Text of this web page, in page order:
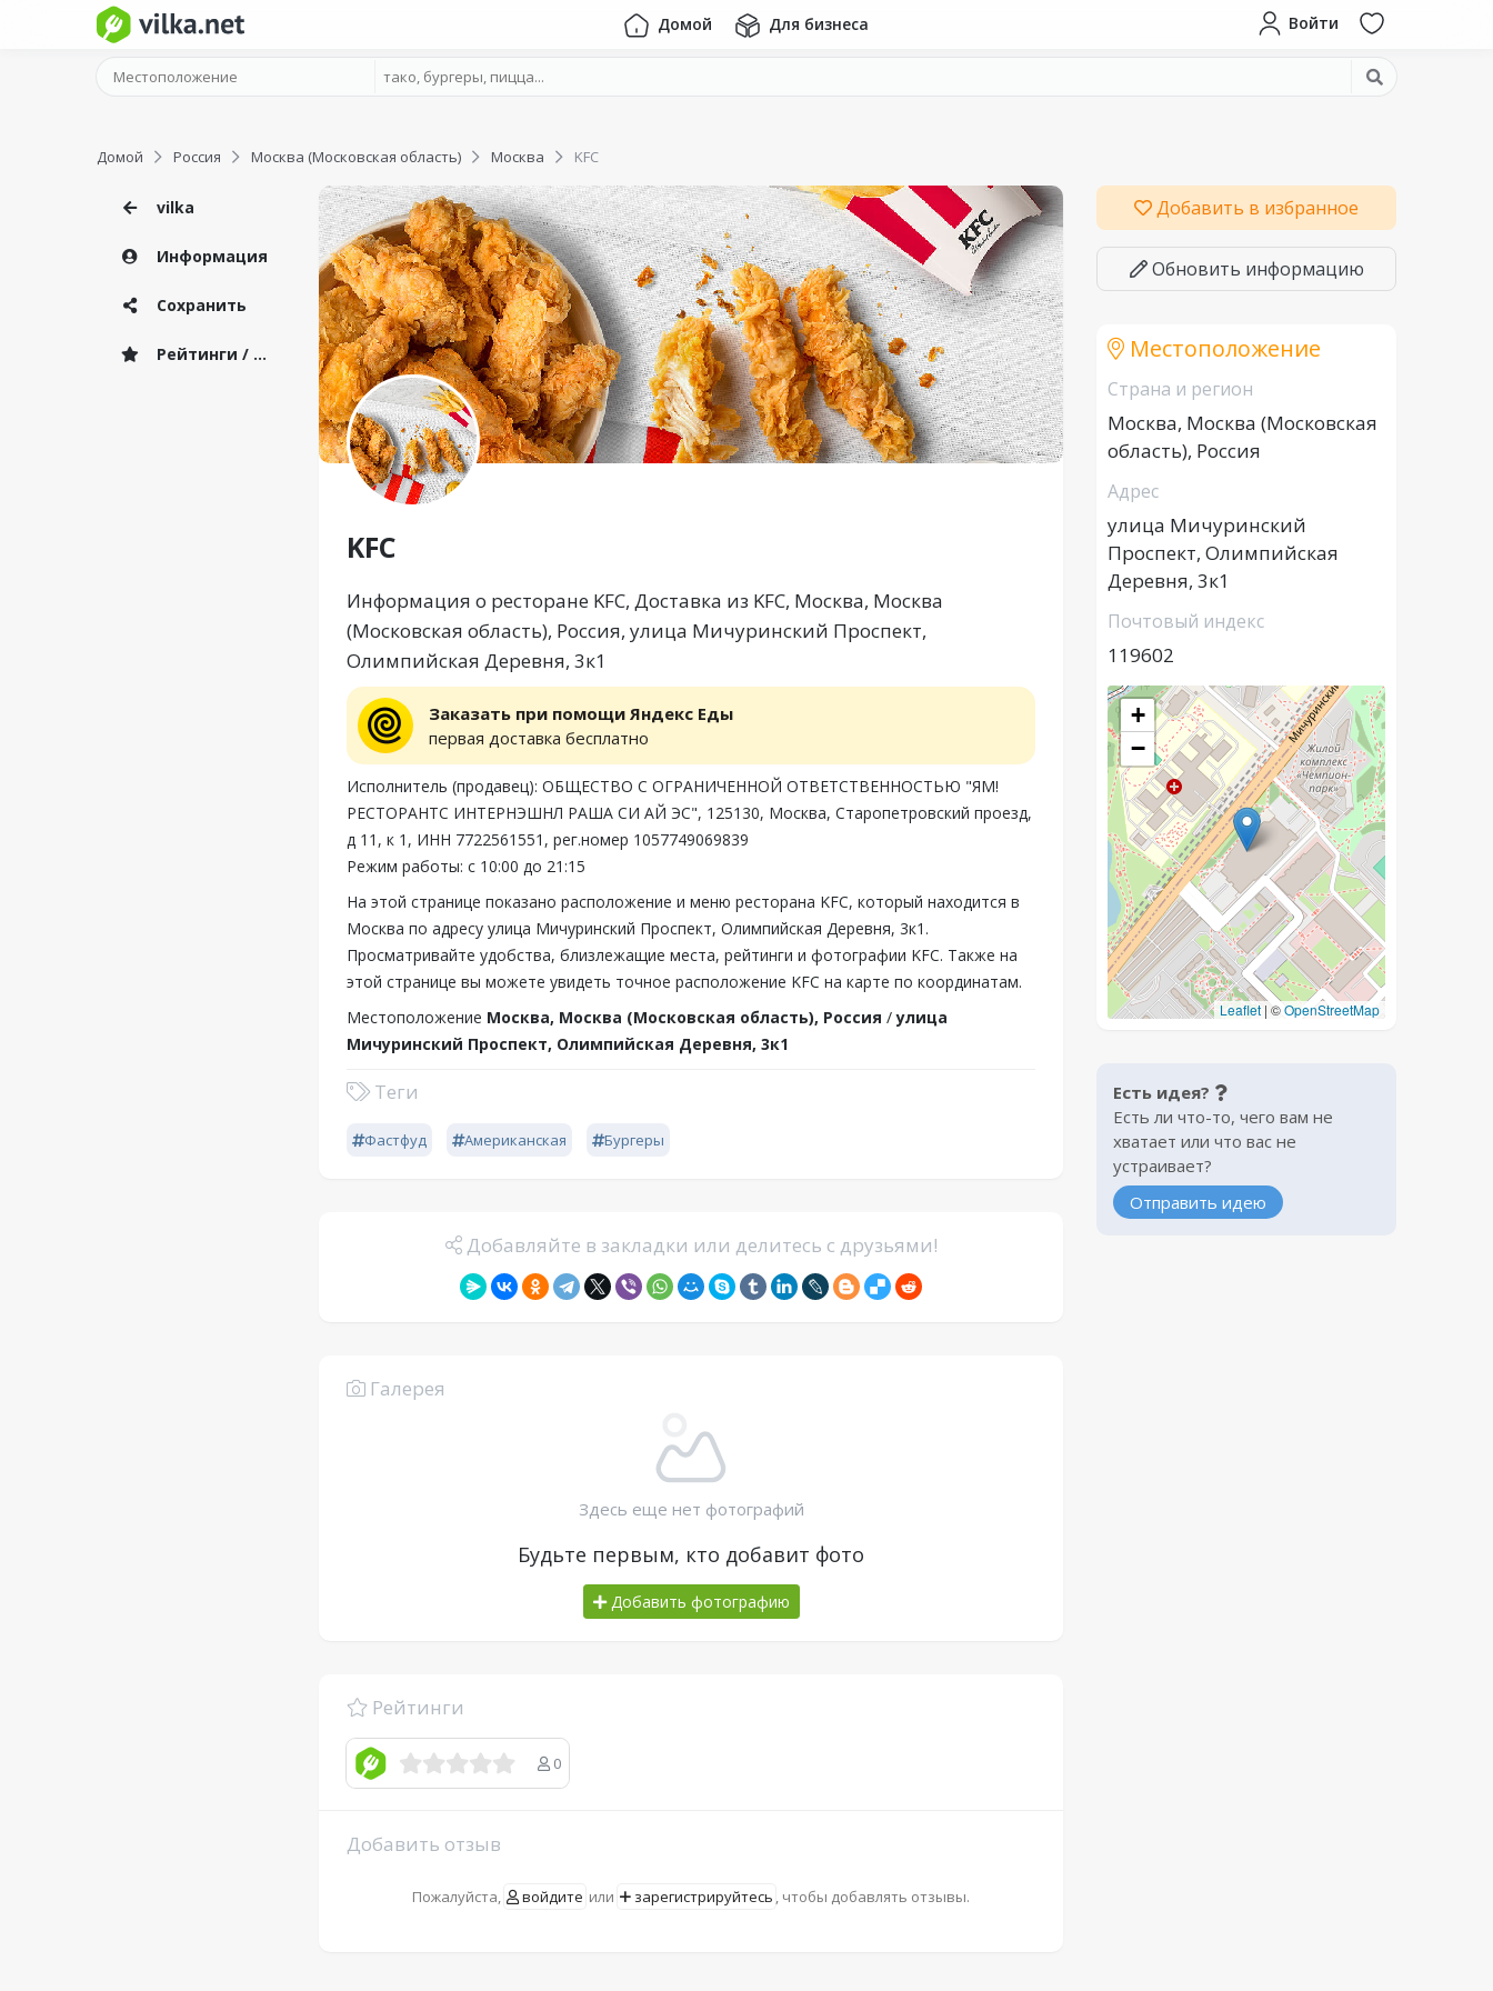
Домой Для бизнеса Войти
Домой Россия Москва (Московская область) Москва KFC
vilka
Информация
Сохранить
Рейтинги / Отзывы
KFC
Информация о ресторане KFC, Доставка из KFC, Москва, Москва
(Московская область), Россия, улица Мичуринский Проспект,
Олимпийская Деревня, 3к1
Заказать при помощи Яндекс Еды
первая доставка бесплатно
Исполнитель (продавец): ОБЩЕСТВО С ОГРАНИЧЕННОЙ ОТВЕТСТВЕННОСТЬЮ "ЯМ!
РЕСТОРАНТС ИНТЕРНЭШНЛ РАША СИ АЙ ЭС", 125130, Москва, Старопетровский проезд,
д 11, к 1, ИНН 7722561551, рег.номер 1057749069839
Режим работы: с 10:00 до 21:15
На этой странице показано расположение и меню ресторана KFC, который находится в
Москва по адресу улица Мичуринский Проспект, Олимпийская Деревня, 3к1.
Просматривайте удобства, близлежащие места, рейтинги и фотографии KFC. Также на
этой странице вы можете увидеть точное расположение KFC на карте по координатам.
Местоположение Москва, Москва (Московская область), Россия /улица
Мичуринский Проспект, Олимпийская Деревня, 3к1
Теги
Фастфуд Американская Бургеры
Добавляйте в закладки или делитесь с друзьями!
Галерея
Здесь еще нет фотографий
Будьте первым, кто добавит фото
Добавить фотографию
Рейтинги
0
Добавить отзыв
Пожалуйста, войдите или зарегистрируйтесь , чтобы добавлять отзывы.
Добавить в избранное
Обновить информацию
Местоположение
Страна и регион
Москва, Москва (Московская
область), Россия
Адрес
улица Мичуринский
Проспект, Олимпийская
Деревня, 3к1
Почтовый индекс
119602
+
−
Leaflet | ©OpenStreetMap
Есть идея?
Есть ли что-то, чего вам не
хватает или что вас не
устраивает?
Отправить идею